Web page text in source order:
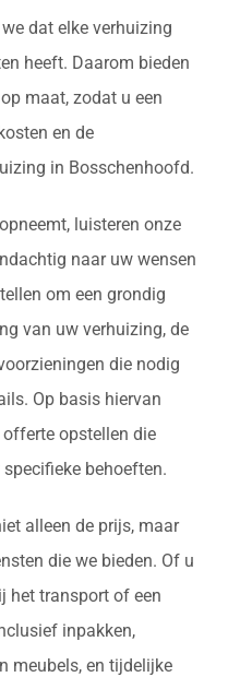
dat elke verhuizing
heeft. Daarom bieden
maat, zodat u een
en de
in Bosschenhoofd.
luisteren onze
naar uw wensen
om een grondig
van uw verhuizing, de
die nodig
Op basis hiervan
opstellen die
behoeften.
alleen de prijs, maar
die we bieden. Of u
het transport of een
inpakken,
meubels, en tijdelijke